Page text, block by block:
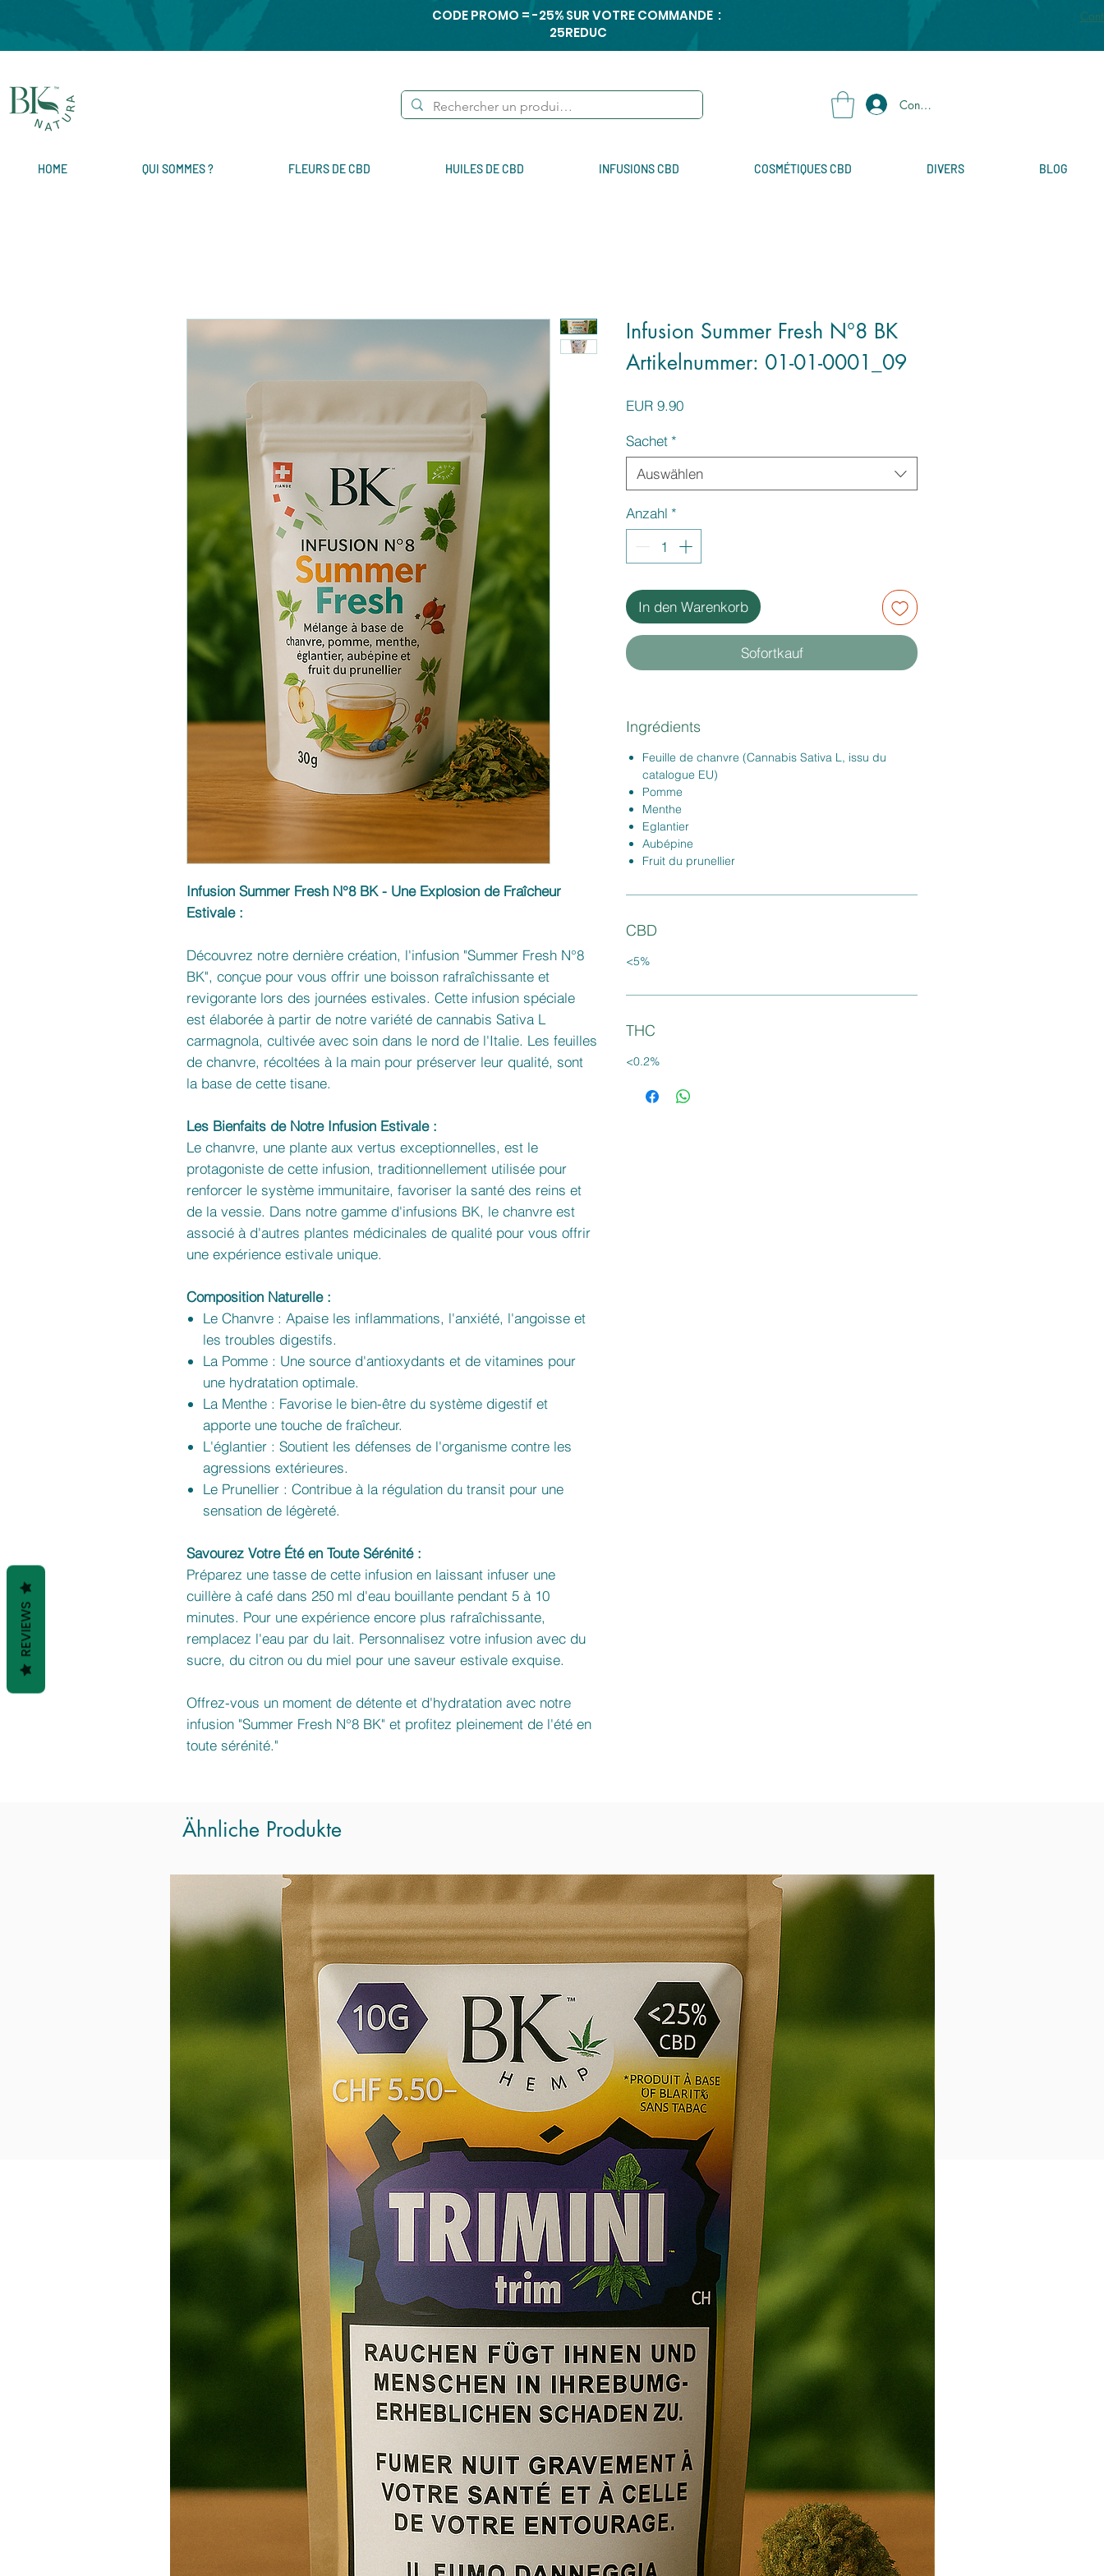
CODE PROMO = -25% SUR VOTRE COMMANDE :
25REDUC
Connexion
HOME QUI SOMMES ? FLEURS DE CBD HUILES DE CBD INFUSIONS CBD COSMÉTIQUES CBD DIVERS BLOG
Infusion Summer Fresh N°8 BK - Une Explosion de Fraîcheur
Estivale :
Découvrez notre dernière création, l'infusion "Summer Fresh N°8
BK", conçue pour vous offrir une boisson rafraîchissante et
revigorante lors des journées estivales. Cette infusion spéciale
est élaborée à partir de notre variété de cannabis Sativa L
carmagnola, cultivée avec soin dans le nord de l'Italie. Les feuilles
de chanvre, récoltées à la main pour préserver leur qualité, sont
la base de cette tisane.
Les Bienfaits de Notre Infusion Estivale :
Le chanvre, une plante aux vertus exceptionnelles, est le
protagoniste de cette infusion, traditionnellement utilisée pour
renforcer le système immunitaire, favoriser la santé des reins et
de la vessie. Dans notre gamme d'infusions BK, le chanvre est
associé à d'autres plantes médicinales de qualité pour vous offrir
une expérience estivale unique.
Composition Naturelle :
Le Chanvre : Apaise les inflammations, l'anxiété, l'angoisse et
les troubles digestifs.
La Pomme : Une source d'antioxydants et de vitamines pour
une hydratation optimale.
La Menthe : Favorise le bien-être du système digestif et
apporte une touche de fraîcheur.
L'églantier : Soutient les défenses de l'organisme contre les
agressions extérieures.
Le Prunellier : Contribue à la régulation du transit pour une
sensation de légèreté.
Savourez Votre Été en Toute Sérénité :
Préparez une tasse de cette infusion en laissant infuser une
cuillère à café dans 250 ml d'eau bouillante pendant 5 à 10
minutes. Pour une expérience encore plus rafraîchissante,
remplacez l'eau par du lait. Personnalisez votre infusion avec du
sucre, du citron ou du miel pour une saveur estivale exquise.
Offrez-vous un moment de détente et d'hydratation avec notre
infusion "Summer Fresh N°8 BK" et profitez pleinement de l'été en
toute sérénité."
Infusion Summer Fresh N°8 BK
Artikelnummer: 01-01-0001_09
EUR 9.90Preis
Sachet *
Auswählen
Anzahl *
In den Warenkorb
Sofortkauf
Ingrédients
Feuille de chanvre (Cannabis Sativa L, issu du
catalogue EU)
Pomme
Menthe
Eglantier
Aubépine
Fruit du prunellier
CBD
<5%
THC
<0.2%
Ähnliche Produkte
REVIEWS